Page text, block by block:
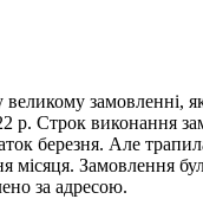
великому замовленні,
р. Строк виконання
березня. Але
місяця. Замовлення
за адресою.